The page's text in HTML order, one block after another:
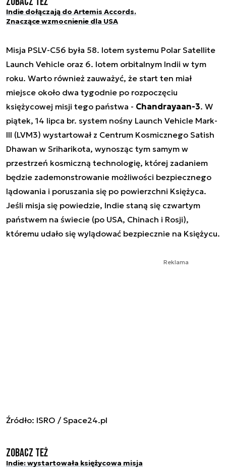
Indie dołączają do Artemis Accords.
Znaczące wzmocnienie dla USA
Misja PSLV-C56 była 58. lotem systemu Polar Satellite
Launch Vehicle oraz 6. lotem orbitalnym Indii w tym
roku. Warto również zauważyć, że start ten miał
miejsce około dwa tygodnie po rozpoczęciu
księżycowej misji tego państwa - Chandrayaan-3. W
piątek, 14 lipca br. system nośny Launch Vehicle Mark-
III (LVM3) wystartował z Centrum Kosmicznego Satish
Dhawan w Sriharikota, wynosząc tym samym w
przestrzeń kosmiczną technologię, której zadaniem
będzie zademonstrowanie możliwości bezpiecznego
lądowania i poruszania się po powierzchni Księżyca.
Jeśli misja się powiedzie, Indie staną się czwartym
państwem na świecie (po USA, Chinach i Rosji),
któremu udało się wylądować bezpiecznie na Księżycu.
Reklama
Źródło: ISRO / Space24.pl
Zobacz też
Indie: wystartowała księżycowa misja